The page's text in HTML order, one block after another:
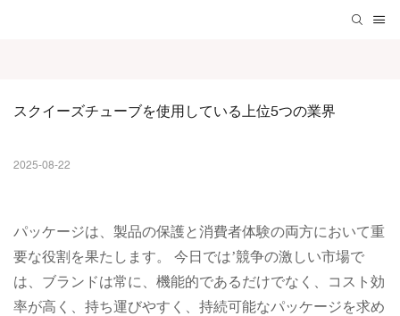
スクイーズチューブを使用している上位5つの業界
2025-08-22
パッケージは、製品の保護と消費者体験の両方において重
要な役割を果たします。 今日では’競争の激しい市場で
は、ブランドは常に、機能的であるだけでなく、コスト効
率が高く、持ち運びやすく、持続可能なパッケージを求め